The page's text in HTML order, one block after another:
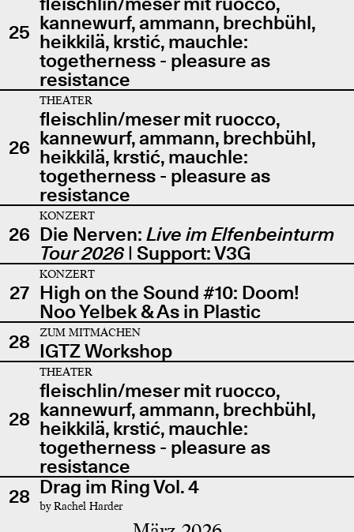
25 kannewurf, ammann, brechbühl,
heikkilä, krstić, mauchle:
togetherness - pleasure as
resistance
26
THEATER
fleischlin/meser mit ruocco,
kannewurf, ammann, brechbühl,
heikkilä, krstić, mauchle:
togetherness - pleasure as
resistance
26
KONZERT
Die Nerven: Live im Elfenbeinturm
Tour 2026| Support: V3G
27
KONZERT
High on the Sound #10: Doom!
Noo Yelbek & As in Plastic
28
ZUM MITMACHEN
IGTZ Workshop
28
THEATER
fleischlin/meser mit ruocco,
kannewurf, ammann, brechbühl,
heikkilä, krstić, mauchle:
togetherness - pleasure as
resistance
28 Drag im Ring Vol. 4
by Rachel Harder